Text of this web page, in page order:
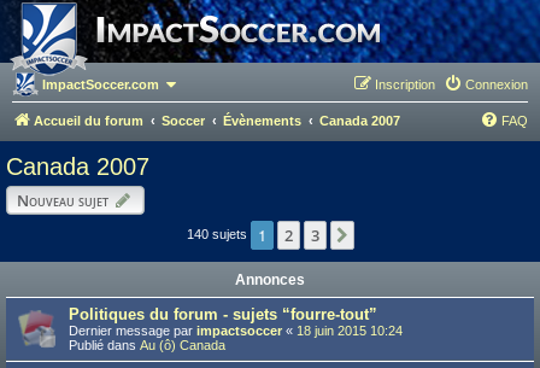
ImpactSoccer.com Connexion
Inscription
Accueil du forum Soccer Évènements Canada 2007 FAQ
Canada 2007
Nouveau sujet
140 sujets 1 2 3
Annonces
Politiques du forum - sujets “fourre-tout”
Dernier message par impactsoccer « 18 juin 2015 10:24
Publié dans Au (ô) Canada